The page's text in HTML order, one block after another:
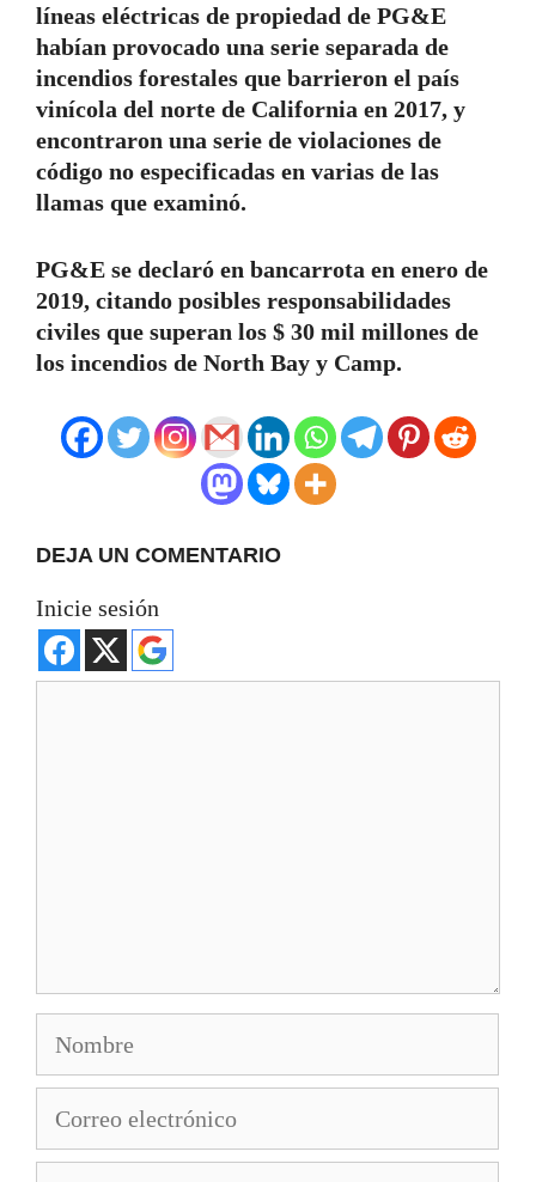
líneas eléctricas de propiedad de PG&E
habían provocado una serie separada de
incendios forestales que barrieron el país
vinícola del norte de California en 2017, y
encontraron una serie de violaciones de
código no especificadas en varias de las
llamas que examinó.
PG&E se declaró en bancarrota en enero de
2019, citando posibles responsabilidades
civiles que superan los $ 30 mil millones de
los incendios de North Bay y Camp.
DEJA UN COMENTARIO
Inicie sesión
electrónico